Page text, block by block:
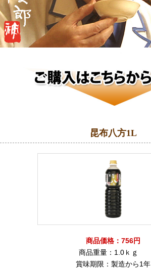
昆布八方1L
商品価格：756円
商品重量：1.0ｋｇ
賞味期限：製造から1年